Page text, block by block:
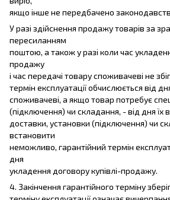
якщо інше не передбачено
У разі здійснення продажу товарів за
пересиланням
поштою, а також у разі коли час
продажу
і час передачі товару споживачеві не
термін експлуатації обчислюється від
споживачеві, а якщо товар потребує
(підключення) чи складання, - від дня
доставки, установки (підключення) чи
встановити
неможливо, гарантійний термін
дня
укладення договору купівлі-продажу.
4. Закінчення гарантійного терміну